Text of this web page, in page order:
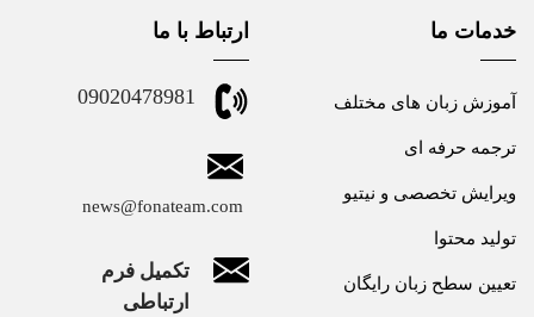
خدمات ما
آموزش زبان های مختلف
ترجمه حرفه ای
ویرایش تخصصی و نیتیو
تولید محتوا
تعیین سطح زبان رایگان
ارتباط با ما
09020478981
news@fonateam.com
تکمیل فرم
ارتباطی